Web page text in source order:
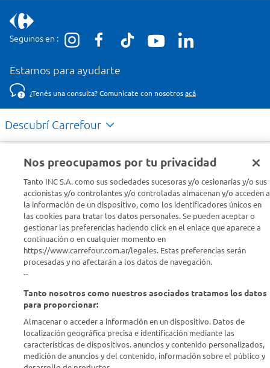
Seguinos en :
Estamos para ayudarte
¿Tenés una consulta? Comunicate con nosotros acá
Descubrí Carrefour
Conocenos
Info útil
Comprá Online
Enterate de nuestras ofertas
Dejanos tu mail para recibir todas las ofertas y promociones antes
ENVIAR
Nos preocupamos por tu privacidad
Tanto INC S.A. como sus sociedades sucesoras y/o cesionarias y/o sus
accionistas y/o controlantes y/o controladas almacenan y/o acceden a
la información de un dispositivo, como los identificadores únicos en
las cookies para tratar los datos personales. Se pueden aceptar o
gestionar las preferencias haciendo click en el enlace que aparece a
continuación o en cualquier momento en
https://www.carrefour.com.ar/legales. Estas preferencias serán
procesadas y no afectarán a los datos de navegación.
--
Tanto nosotros como nuestros asociados tratamos los datos
para proporcionar:
Almacenar o acceder a información en un dispositivo. Datos de
localización geográfica precisa e identificación mediante las
características de dispositivos. anuncios y contenido personalizados,
medición de anuncios y del contenido, información sobre el público y